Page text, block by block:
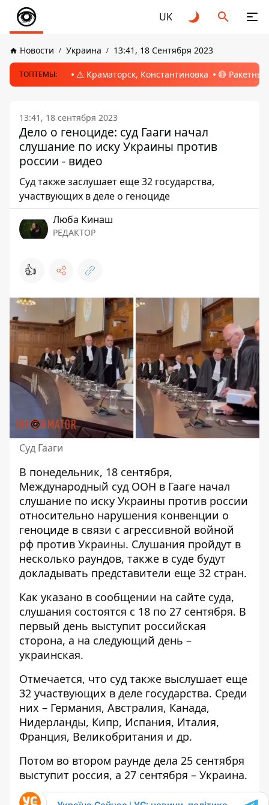
UK
Новости Украина 13:41, 18 Сентября 2023
ТОПТЕМЫ: ⚠️ Краматорск, Константиновка 🔴
13:41, 18 сентября 2023
Дело о геноциде: суд Гааги начал
слушание по иску Украины против
россии - видео
Суд также заслушает еще 32 государства,
участвующих в деле о геноциде
Люба Кинаш
РЕДАКТОР
👍
Суд Гааги
В понедельник, 18 сентября,
Международный суд ООН в Гааге начал
слушание по иску Украины против россии
относительно нарушения конвенции о
геноциде в связи с агрессивной войной
рф против Украины. Слушания пройдут в
несколько раундов, также в суде будут
докладывать представители еще 32 стран.
Как указано в сообщении на сайте суда,
слушания состоятся с 18 по 27 сентября. В
первый день выступит российская
сторона, а на следующий день –
украинская.
Отмечается, что суд также выслушает еще
32 участвующих в деле государства. Среди
них – Германия, Австралия, Канада,
Нидерланды, Кипр, Испания, Италия,
Франция, Великобритания и др.
Потом во втором раунде дела 25 сентября
выступит россия, а 27 сентября – Украина.